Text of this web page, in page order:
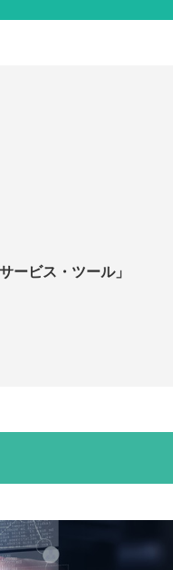
ービス・ツール」